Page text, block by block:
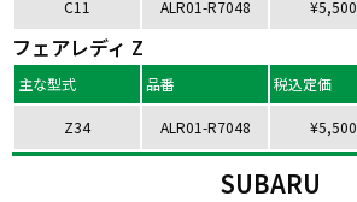
C11 ALR01-R7048 ¥5,500
フェアレディ Z
主な型式 品番 税込定価
Z34 ALR01-R7048 ¥5,500
SUBARU